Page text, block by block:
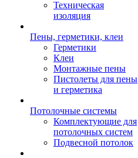
Техническая
изоляция
Пены, герметики, клеи
Герметики
Клеи
Монтажные пены
Пистолеты для пены
и герметика
Потолочные системы
Комплектующие для
потолочных систем
Подвесной потолок